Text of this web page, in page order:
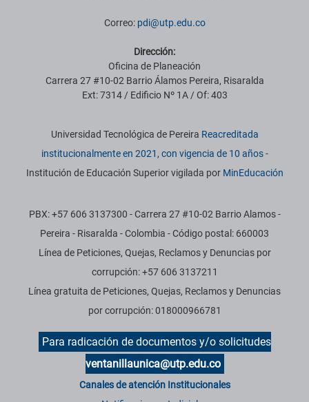
Correo: pdi@utp.edu.co
Dirección:
Oficina de Planeación
Carrera 27 #10-02 Barrio Álamos Pereira, Risaralda
Ext: 7314 / Edificio Nº 1A / Of: 403
Información institucional
Universidad Tecnológica de Pereira Reacreditada
institucionalmente en 2021, con vigencia de 10 años-
Institución de Educación Superior vigilada por MinEducación
PBX: +57 606 3137300 - Carrera 27 #10-02 Barrio Alamos -
Pereira - Risaralda - Colombia - Código postal: 660003
Línea de Peticiones, Quejas, Reclamos y Denuncias por
corrupción: +57 606 3137211
Línea gratuita de Peticiones, Quejas, Reclamos y Denuncias
por corrupción: 018000966781
Para radicación de documentos y/o solicitudes
ventanillaunica@utp.edu.co
Canales de atención Institucionales